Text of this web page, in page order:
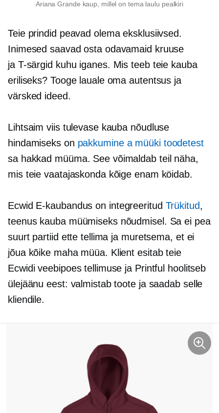
Ariana Grande kaup, millel on tema laulu pealkiri
Teie prindid peavad olema eksklusiivsed.
Inimesed saavad osta odavamaid kruuse
ja T-särgid kuhu iganes. Mis teeb teie kauba
eriliseks? Tooge lauale oma autentsus ja
värsked ideed.
Lihtsaim viis tulevase kauba nõudluse
hindamiseks on pakkumine a müükitoodetest
sa hakkad müüma. See võimaldab teil näha,
mis teie vaatajaskonda kõige enam köidab.
Ecwid E-kaubandus on integreeritud Trükitud,
teenus kauba müümiseks nõudmisel. Sa ei pea
suurt partiid ette tellima ja muretsema, et ei
jõua kõike maha müüa. Klient esitab teie
Ecwidi veebipoes tellimuse ja Printful hoolitseb
ülejäänu eest: valmistab toote ja saadab selle
kliendile.